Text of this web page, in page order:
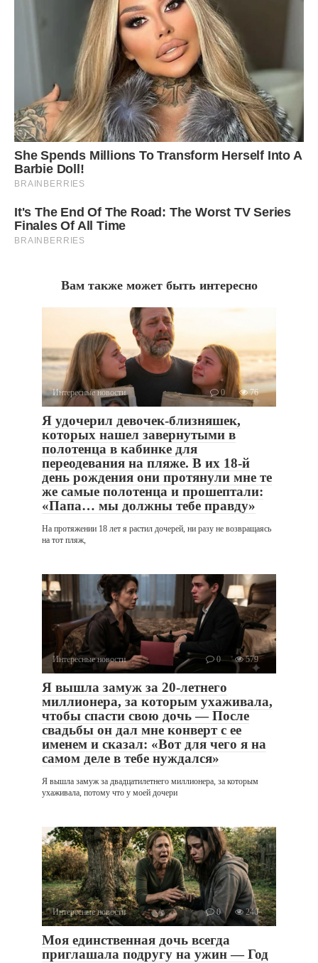
Вам также может быть интересно
Интересные новости 0 76
Я удочерил девочек-близняшек,
которых нашел завернутыми в
полотенца в кабинке для
переодевания на пляже. В их 18-й
день рождения они протянули мне те
же самые полотенца и прошептали:
«Папа… мы должны тебе правду»
На протяжении 18 лет я растил дочерей, ни разу не возвращаясь
на тот пляж,
Интересные новости 0 579
Я вышла замуж за 20-летнего
миллионера, за которым ухаживала,
чтобы спасти свою дочь — После
свадьбы он дал мне конверт с ее
именем и сказал: «Вот для чего я на
самом деле в тебе нуждался»
Я вышла замуж за двадцатилетнего миллионера, за которым
ухаживала, потому что у моей дочери
Интересные новости 0 240
Моя единственная дочь всегда
приглашала подругу на ужин — Год